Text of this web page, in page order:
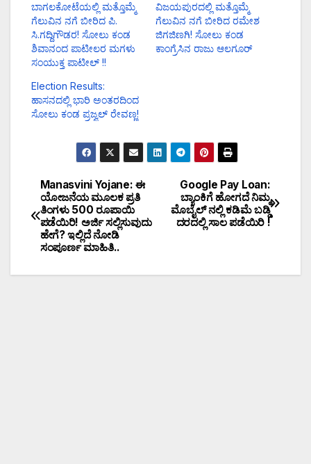
ಬಾಗಲಕೋಟೆಯಲ್ಲಿ ಮತ್ತೊಮ್ಮೆ
ಗೆಲುವಿನ ನಗೆ ಬೀರಿದ ಪಿ.
ಸಿ.ಗದ್ದಿಗೌಡರ! ಸೋಲು ಕಂಡ
ಶಿವಾನಂದ ಪಾಟೀಲರ ಮಗಳು
ಸಂಯುಕ್ತ ಪಾಟೀಲ್ !!
ವಿಜಯಪುರದಲ್ಲಿ ಮತ್ತೊಮ್ಮೆ
ಗೆಲುವಿನ ನಗೆ ಬೀರಿದ ರಮೇಶ
ಜಿಗಜಿಣಗಿ! ಸೋಲು ಕಂಡ
ಕಾಂಗ್ರೆಸಿನ ರಾಜು ಆಲಗೂರ್
Election Results:
ಹಾಸನದಲ್ಲಿ ಭಾರಿ ಅಂತರದಿಂದ
ಸೋಲು ಕಂಡ ಪ್ರಜ್ವಲ್ ರೇವಣ್ಣ!
Google Pay Loan:
ಬ್ಯಾಂಕಿಗೆ ಹೋಗದೆ ನಿಮ್ಮ
ಮೊಬೈಲ್ ನಲ್ಲಿ ಕಡಿಮೆ ಬಡ್ಡಿ
ದರದಲ್ಲಿ ಸಾಲ ಪಡೆಯಿರಿ !
Manasvini Yojane: ಈ
ಯೋಜನೆಯ ಮೂಲಕ ಪ್ರತಿ
ತಿಂಗಳು 500 ರೂಪಾಯಿ
ಪಡೆಯಿರಿ! ಅರ್ಜಿ ಸಲ್ಲಿಸುವುದು
ಹೇಗೆ? ಇಲ್ಲಿದೆ ನೋಡಿ
ಸಂಪೂರ್ಣ ಮಾಹಿತಿ..